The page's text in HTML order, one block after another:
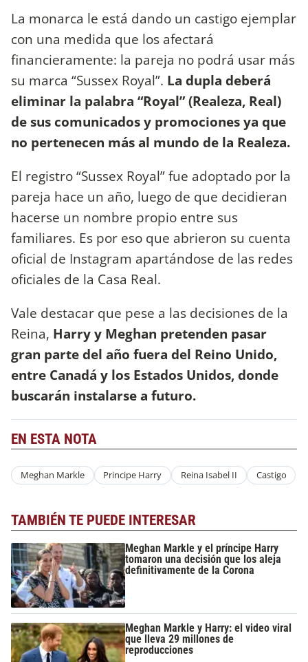
La monarca le está dando un castigo ejemplar
con una medida que los afectará
financieramente: la pareja no podrá usar más
su marca “Sussex Royal”. La dupla deberá
eliminar la palabra “Royal” (Realeza, Real)
de sus comunicados y promociones ya que
no pertenecen más al mundo de la Realeza.
El registro “Sussex Royal” fue adoptado por la
pareja hace un año, luego de que decidieran
hacerse un nombre propio entre sus
familiares. Es por eso que abrieron su cuenta
oficial de Instagram apartándose de las redes
oficiales de la Casa Real.
Vale destacar que pese a las decisiones de la
Reina, Harry y Meghan pretenden pasar
gran parte del año fuera del Reino Unido,
entre Canadá y los Estados Unidos, donde
buscarán instalarse a futuro.
EN ESTA NOTA
Meghan Markle Principe Harry Reina Isabel II Castigo
TAMBIÉN TE PUEDE INTERESAR
Meghan Markle y el príncipe Harry
tomaron una decisión que los aleja
definitivamente de la Corona
Meghan Markle y Harry: el video viral
que lleva 29 millones de
reproducciones